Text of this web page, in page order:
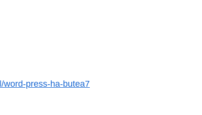
word-press-ha-butea7